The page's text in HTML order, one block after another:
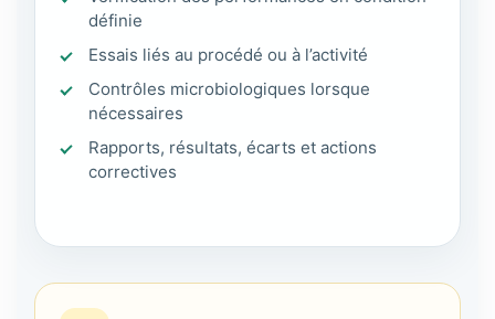
définie
Essais liés au procédé ou à l’activité
Contrôles microbiologiques lorsque
nécessaires
Rapports, résultats, écarts et actions
correctives